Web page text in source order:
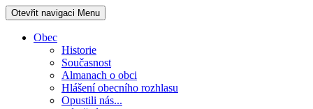
Otevřit navigaci Menu
Obec
Historie
Současnost
Almanach o obci
Hlášení obecního rozhlasu
Opustili nás...